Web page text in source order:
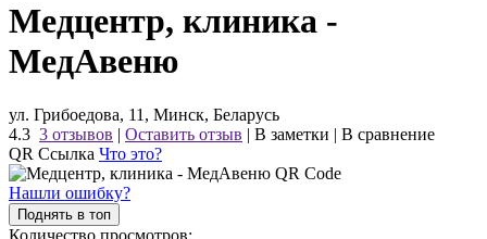
Медцентр, клиника -
МедАвеню
ул. Грибоедова, 11, Минск, Беларусь
4.3 3 отзывов | Оставить отзыв | В заметки | В сравнение
QR Ссылка Что это?
Нашли ошибку?
Поднять в топ
Количество просмотров: